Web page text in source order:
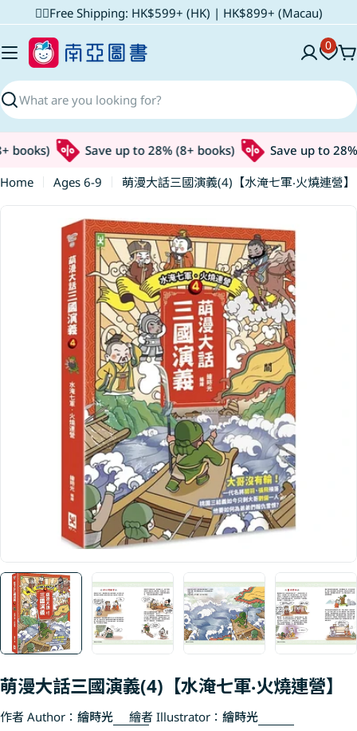
to
content
✌🏼Free Shipping: HK$599+ (HK) | HK$899+ (Macau)
Search
0
books) Save up to 28% (8+ books)
Save up to 28%
Home
Ages 6-9
萌漫大話三國演義(4)【水淹七軍‧火燒連營】
Skip
Open media 0 in modal
萌漫大話三國演義(4)【水淹七軍‧火燒連營】
作者 Author： 繪時光 繪者 Illustrator： 繪時光